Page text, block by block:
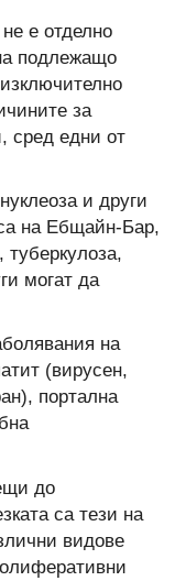
е отделно
подлежащо
за
сред едни от
и други
на Ебщайн-Бар,
могат да
на
(вирусен,
портална
до
са тези на
видове